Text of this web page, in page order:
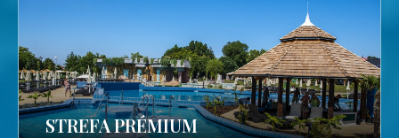
STREFA PRÉMIUM